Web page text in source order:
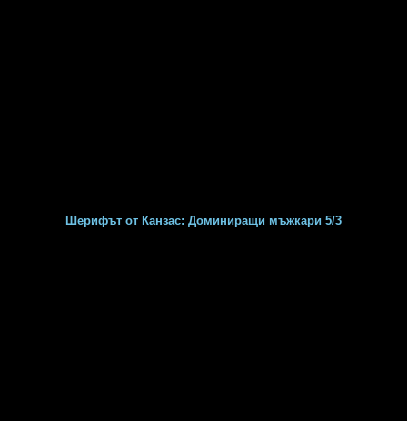
Шерифът от Канзас: Доминиращи мъжкари 5/3